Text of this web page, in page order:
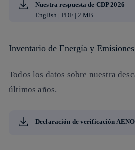
Nuestra respuesta de CDP 2026
English | PDF | 2 MB
Inventario de Energía y
Todos los datos sobre nuestra
últimos años.
Declaración de verificación